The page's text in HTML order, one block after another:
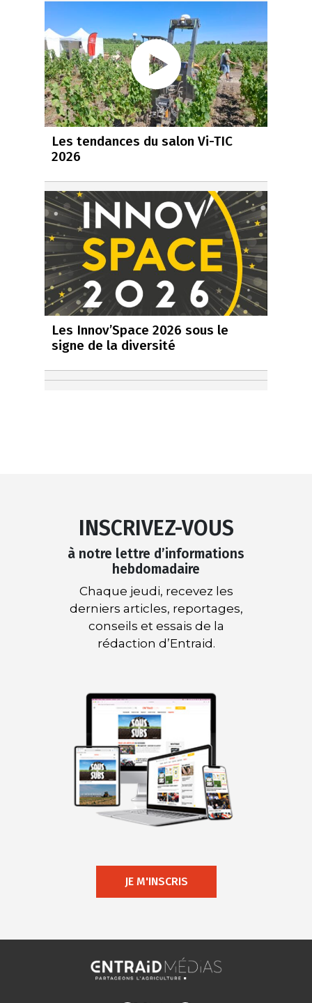
Les tendances du salon Vi-TIC
2026
Les Innov’Space 2026 sous le
signe de la diversité
INSCRIVEZ-VOUS
à notre lettre d’informations
hebdomadaire
Chaque jeudi, recevez les
derniers articles, reportages,
conseils et essais de la
rédaction d’Entraid.
JE M'INSCRIS